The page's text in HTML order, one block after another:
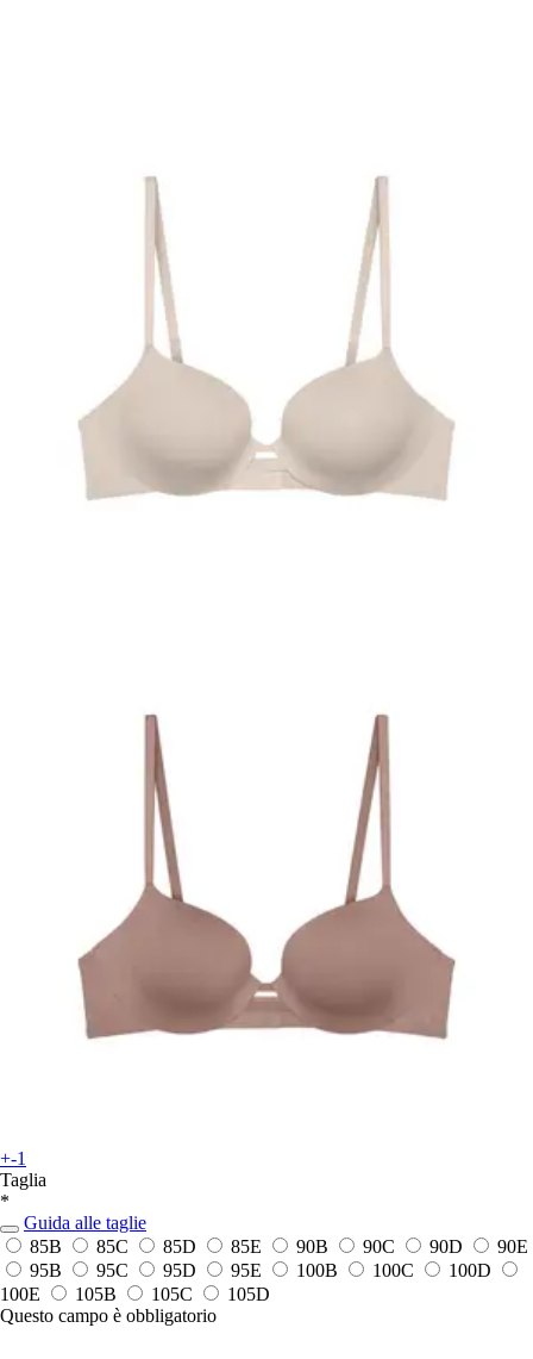
+-1
Taglia
*
Guida alle taglie
85B
85C 85D 85E 90B 90C 90D
90E
95B
95C 95D 95E 100B 100C
100D
100E
105B 105C
105D
Questo campo è obbligatorio